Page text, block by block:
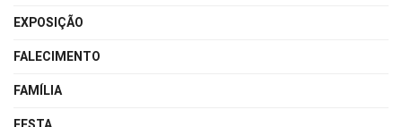
EXPOSIÇÃO
FALECIMENTO
FAMÍLIA